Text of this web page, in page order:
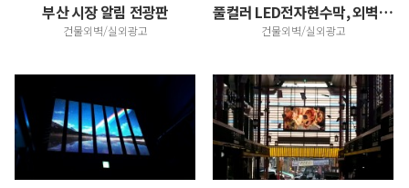
부산 시장 알림 전광판
건물외벽/실외광고
풀컬러 LED전자현수막, 외벽 엘이디 전자현수막 270…
건물외벽/실외광고